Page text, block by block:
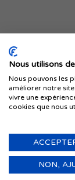
© 1999-2026
Nous utilisons
Nous pouvons les
améliorer notre
vivre une
cookies que nous
NON,